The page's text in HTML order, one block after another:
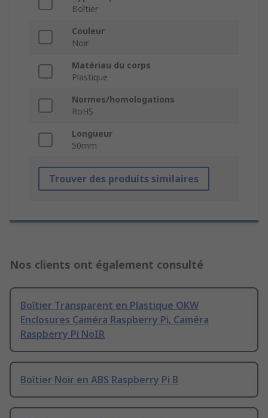
Boîtier
Couleur
Noir
Matériau du corps
Plastique
Normes/homologations
RoHS
Longueur
50mm
Trouver des produits similaires
Nos clients ont également consulté
Boîtier Transparent en Plastique OKW
Enclosures Caméra Raspberry Pi, Caméra
Raspberry Pi NoIR
Boîtier Noir en ABS Raspberry Pi B